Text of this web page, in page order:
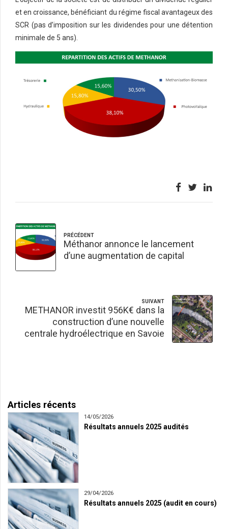
et en croissance, bénéficiant du régime fiscal avantageux des
SCR (pas d’imposition sur les dividendes pour une détention
minimale de 5 ans).
PRÉCÉDENT
Méthanor annonce le lancement
d’une augmentation de capital
SUIVANT
METHANOR investit 956K€ dans la
construction d’une nouvelle
centrale hydroélectrique en Savoie
Articles récents
14/05/2026
Résultats annuels 2025 audités
29/04/2026
Résultats annuels 2025 (audit en cours)